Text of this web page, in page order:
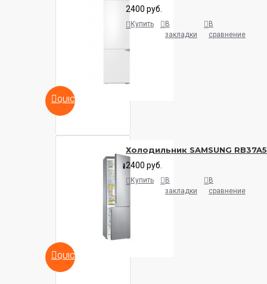
QUICKVIEW
2400 руб.
Купить
В
закладки
В
сравнение
QUICKVIEW
Холодильник SAMSUNG
2400 руб.
Купить
В
закладки
В
сравнение